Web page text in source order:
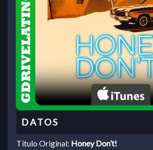
Título Original: Honey Don’t!